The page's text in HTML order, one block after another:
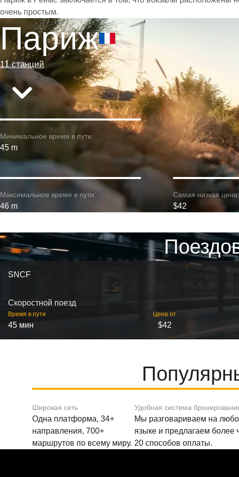
очень простым.
Париж
11 станций
Минимальное время в пути:
45 m
Максимальное время в пути:
46 m
Самая низкая цена:
$42
SNCF
Скоростной поезд
Время в пути
45 мин
Цена от
$42
Широкая сеть
Одна платформа, 34+
направления, 700+
маршрутов по всему миру.
Удобная система
Мы разговариваем на
языке и предлагаем более
20 способов оплаты.